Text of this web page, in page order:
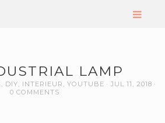
LAMP
, DIY, INTERIEUR , YOUTUBE
JUL 11, 2018
0 COMMENTS